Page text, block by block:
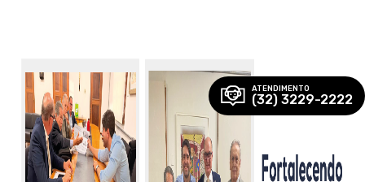
ATENDIMENTO
(32) 3229-2222